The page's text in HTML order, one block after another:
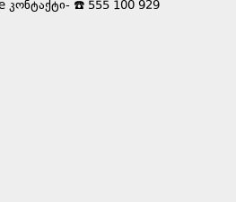
კონტაქტი- ☎️ 555 100 929